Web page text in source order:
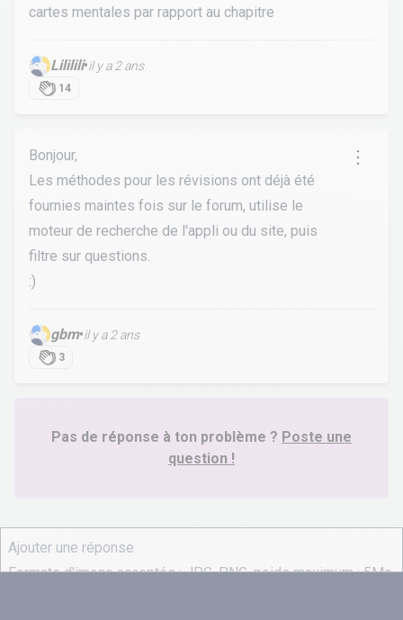
cartes mentales par rapport au chapitre
Lililili•il y a 2 ans
14
Bonjour,
Les méthodes pour les révisions ont déjà été
fournies maintes fois sur le forum, utilise le
moteur de recherche de l'appli ou du site, puis
filtre sur questions.
:)
gbm•il y a 2 ans
3
Pas de réponse à ton problème ? Poste une
question !